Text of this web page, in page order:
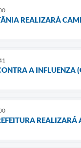
REALIZARÁ
A INFLUENZA